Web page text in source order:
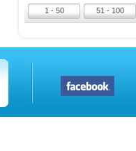
1 - 50 51 - 100